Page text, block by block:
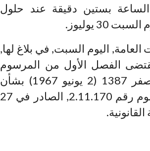
الساعة بستين دقيقة عند حلول
30 يوليوز.
اليوم السبت, في بلاغ لها,
الفصل الأول من المرسوم
الملكي رقم 67-455 بمثابة قانون بتاريخ 23 من صفر 1387 (2 يونيو 1967) بشأن
الساعة القانونية للمملكة, وبالمادة الثانية من المرسوم رقم 2.11.170, الصادر في 27